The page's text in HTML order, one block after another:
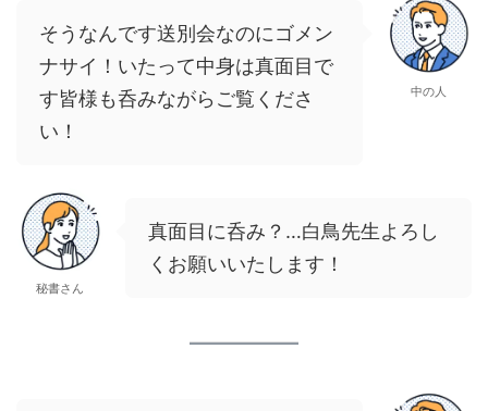
そうなんです送別会なのにゴメン
ナサイ！いたって中身は真面目で
す皆様も呑みながらご覧くださ
い！
中の人
秘書さん
真面目に呑み？…白鳥先生よろし
くお願いいたします！